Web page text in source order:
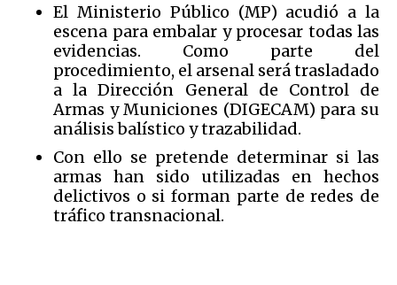
El Ministerio Público (MP) acudió a la
escena para embalar y procesar todas las
evidencias. Como parte del
procedimiento, el arsenal será trasladado
a la Dirección General de Control de
Armas y Municiones (DIGECAM) para su
análisis balístico y trazabilidad.
Con ello se pretende determinar si las
armas han sido utilizadas en hechos
delictivos o si forman parte de redes de
tráfico transnacional.